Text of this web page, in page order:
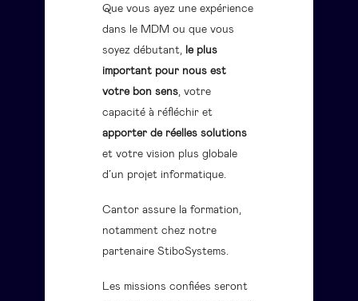
Que vous ayez une expérience
dans le MDM ou que vous
soyez débutant, le plus
important pour nous est
votre bon sens, votre
capacité à réfléchir et
apporter de réelles solutions
et votre vision plus globale
d’un projet informatique.
Cantor assure la formation,
notamment chez notre
partenaire StiboSystems.
Les missions confiées seront